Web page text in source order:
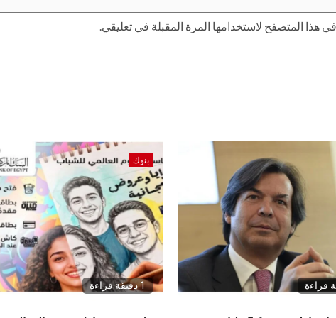
هذا المتصفح لاستخدامها المرة المقبلة في تعليقي.
بنوك
1 دقيقة قراءة